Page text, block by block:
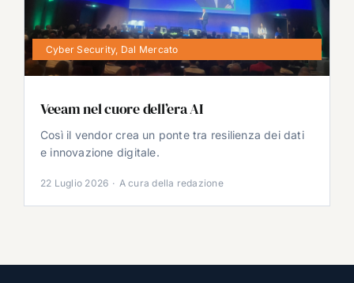
Cyber Security, Dal Mercato
Veeam nel cuore dell’era AI
Così il vendor crea un ponte tra resilienza dei dati
e innovazione digitale.
22 Luglio 2026 · A cura della redazione